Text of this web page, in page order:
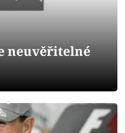
neuvěřitelné